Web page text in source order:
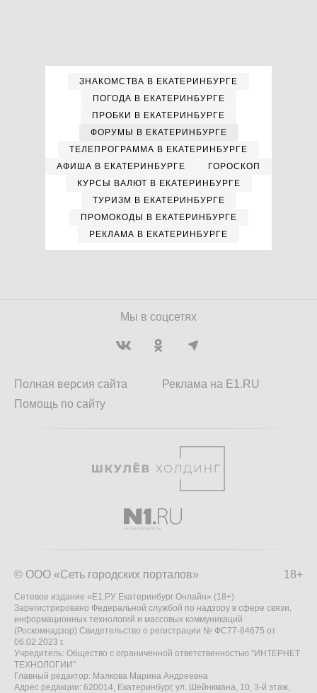
ЗНАКОМСТВА В ЕКАТЕРИНБУРГЕ
ПОГОДА В ЕКАТЕРИНБУРГЕ
ПРОБКИ В ЕКАТЕРИНБУРГЕ
ФОРУМЫ В ЕКАТЕРИНБУРГЕ
ТЕЛЕПРОГРАММА В ЕКАТЕРИНБУРГЕ
АФИША В ЕКАТЕРИНБУРГЕ
ГОРОСКОП
КУРСЫ ВАЛЮТ В ЕКАТЕРИНБУРГЕ
ТУРИЗМ В ЕКАТЕРИНБУРГЕ
ПРОМОКОДЫ В ЕКАТЕРИНБУРГЕ
РЕКЛАМА В ЕКАТЕРИНБУРГЕ
Мы в соцсетях
Полная версия сайта
Помощь по сайту
Реклама на E1.RU
18+
© ООО «Сеть городских порталов»
Сетевое издание «Е1.РУ Екатеринбург Онлайн» (18+)
Зарегистрировано Федеральной службой по надзору в сфере связи,
информационных технологий и массовых коммуникаций
(Роскомнадзор) Свидетельство о регистрации № ФС77-84675 от
06.02.2023 г.
Учредитель: Общество с ограниченной ответственностью "ИНТЕРНЕТ
ТЕХНОЛОГИИ"
Главный редактор: Малкова Марина Андреевна
Адрес редакции: 620014, Екатеринбург, ул. Шейнкмана, 10, 3-й этаж,